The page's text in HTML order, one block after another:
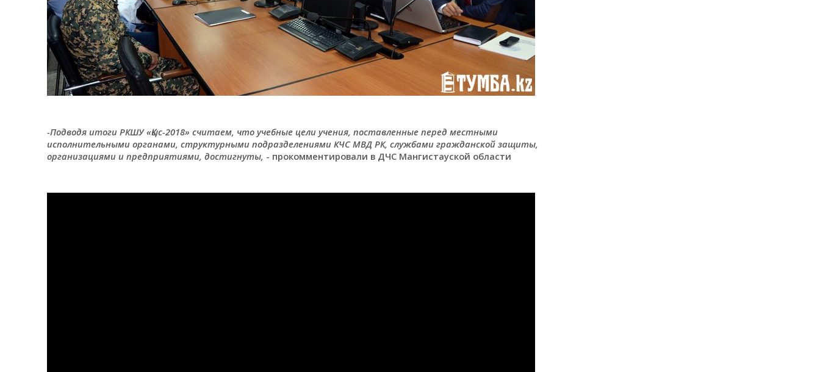
-Подводя итоги РКШУ «Қыс-2018» считаем, что учебные цели учения, поставленные перед местными
исполнительными органами, структурными подразделениями КЧС МВД РК, службами гражданской защиты,
организациями и предприятиями, достигнуты, - прокомментировали в ДЧС Мангистауской области